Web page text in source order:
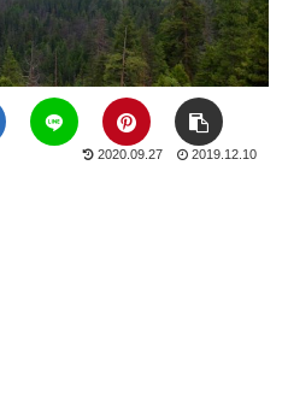
2020.09.27 2019.12.10